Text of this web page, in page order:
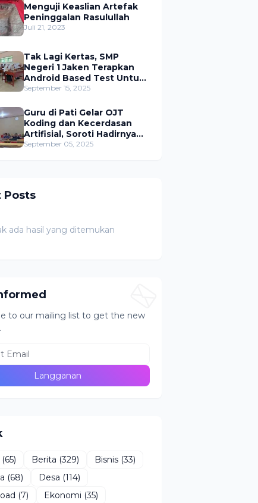
Menguji Keaslian Artefak
Peninggalan Rasulullah
Juli 21, 2023
Tak Lagi Kertas, SMP
Negeri 1 Jaken Terapkan
Android Based Test Untuk
Ujian
September 15, 2025
Guru di Pati Gelar OJT
Koding dan Kecerdasan
Artifisial, Soroti Hadirnya
Peran Pemerintah
September 05, 2025
Posts
ada hasil yang ditemukan
to our mailing list to get the new
(65) Berita (329) Bisnis (33)
(68) Desa (114)
(7) Ekonomi (35)